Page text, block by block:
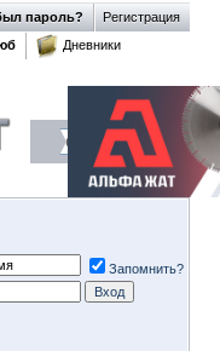
Регистрация
пароль?
Дневники
Запомнить?